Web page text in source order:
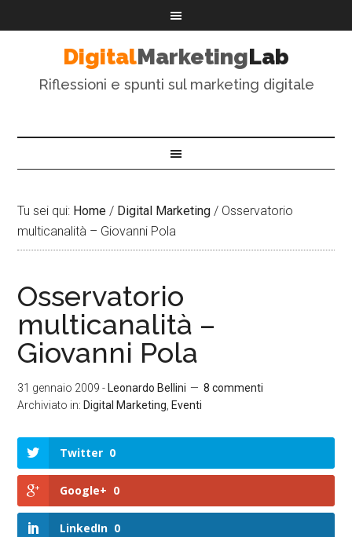
DigitalMarketingLab
Riflessioni e spunti sul marketing digitale
Tu sei qui: Home / Digital Marketing / Osservatorio
multicanalità – Giovanni Pola
Osservatorio
multicanalità –
Giovanni Pola
31 gennaio 2009 - Leonardo Bellini
8 commenti
Archiviato in: Digital Marketing Eventi
Twitter 0
Google+ 0
LinkedIn 0